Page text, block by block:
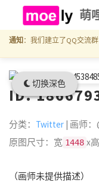
切换深色
萌
通知 ：我们建立了QQ交流群
ID:
分类： Twitter | 画师
原图尺寸：宽 1448 x高
（画师未提供描述）